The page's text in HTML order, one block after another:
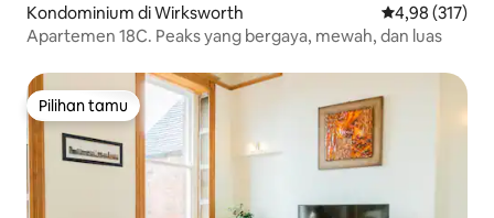
Kondominium di Wirksworth Nilai rata-rata
4,98 (317)
Apartemen 18C. Peaks yang bergaya, mewah, dan luas
Pilihan tamu
Pilihan tamu